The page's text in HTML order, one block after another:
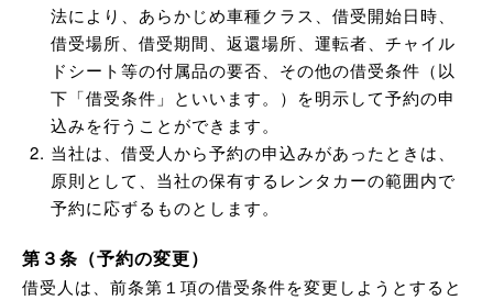
法により、あらかじめ車種クラス、借受開始日時、
借受場所、借受期間、返還場所、運転者、チャイル
ドシート等の付属品の要否、その他の借受条件（以
下「借受条件」といいます。）を明示して予約の申
込みを行うことができます。
当社は、借受人から予約の申込みがあったときは、
原則として、当社の保有するレンタカーの範囲内で
予約に応ずるものとします。
第３条（予約の変更）
借受人は、前条第１項の借受条件を変更しようとすると